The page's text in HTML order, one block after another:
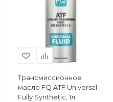
Трансмиссионное
масло FQ ATF Universal
Fully Synthetic, 1л